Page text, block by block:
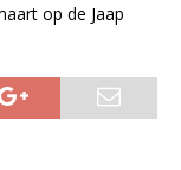
op de Jaap